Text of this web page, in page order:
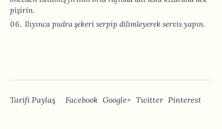
pişirin.
Ilıyınca pudra şekeri serpip dilimleyerek servis yapın.
Tarifi Paylaş Facebook Google+ Twitter Pinterest